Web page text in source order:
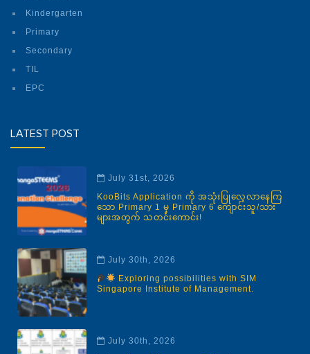
Kindergarten
Primary
Secondary
TIL
EPC
LATEST POST
July 31st, 2026
KooBits Application ကို အသုံးပြုလေ့လာနေကြ
သော Primary 1 မှ Primary 6 ကျောင်းသူ/သား
များအတွက် သတင်းကောင်း!
July 30th, 2026
Exploring possibilities with SIM
Singapore Institute of Management.
July 30th, 2026